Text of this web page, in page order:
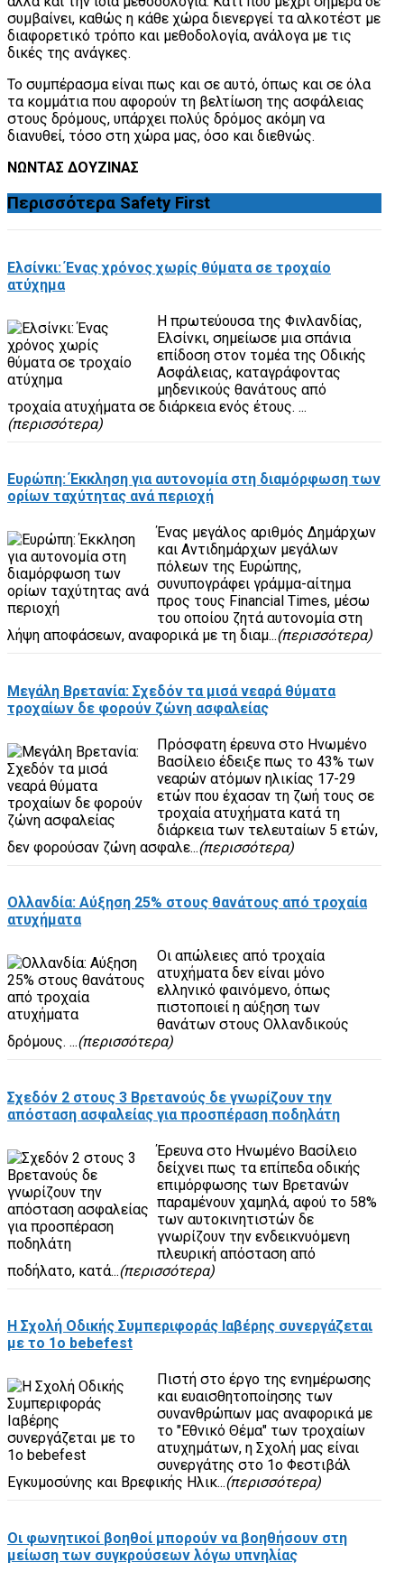
συμβαίνει, καθώς η κάθε χώρα διενεργεί τα αλκοτέστ με
διαφορετικό τρόπο και μεθοδολογία, ανάλογα με τις
δικές της ανάγκες.
To συμπέρασμα είναι πως και σε αυτό, όπως και σε όλα
τα κομμάτια που αφορούν τη βελτίωση της ασφάλειας
στους δρόμους, υπάρχει πολύς δρόμος ακόμη να
διανυθεί, τόσο στη χώρα μας, όσο και διεθνώς.
ΝΩΝΤΑΣ ΔΟΥΖΙΝΑΣ
Περισσότερα Safety First
Ελσίνκι: Ένας χρόνος χωρίς θύματα σε τροχαίο
ατύχημα
Η πρωτεύουσα της Φινλανδίας,
Ελσίνκι, σημείωσε μια σπάνια
επίδοση στον τομέα της Οδικής
Ασφάλειας, καταγράφοντας
μηδενικούς θανάτους από
τροχαία ατυχήματα σε διάρκεια ενός έτους. ...
(περισσότερα)
Ευρώπη: Έκκληση για αυτονομία στη διαμόρφωση των
ορίων ταχύτητας ανά περιοχή
Ένας μεγάλος αριθμός Δημάρχων
και Αντιδημάρχων μεγάλων
πόλεων της Ευρώπης,
συνυπογράφει γράμμα-αίτημα
προς τους Financial Times, μέσω
του οποίου ζητά αυτονομία στη
λήψη αποφάσεων, αναφορικά με τη διαμ...(περισσότερα)
Μεγάλη Βρετανία: Σχεδόν τα μισά νεαρά θύματα
τροχαίων δε φορούν ζώνη ασφαλείας
Πρόσφατη έρευνα στο Ηνωμένο
Βασίλειο έδειξε πως το 43% των
νεαρών ατόμων ηλικίας 17-29
ετών που έχασαν τη ζωή τους σε
τροχαία ατυχήματα κατά τη
διάρκεια των τελευταίων 5 ετών,
δεν φορούσαν ζώνη ασφαλε...(περισσότερα)
Ολλανδία: Αύξηση 25% στους θανάτους από τροχαία
ατυχήματα
Οι απώλειες από τροχαία
ατυχήματα δεν είναι μόνο
ελληνικό φαινόμενο, όπως
πιστοποιεί η αύξηση των
θανάτων στους Ολλανδικούς
δρόμους. ...(περισσότερα)
Σχεδόν 2 στους 3 Βρετανούς δε γνωρίζουν την
απόσταση ασφαλείας για προσπέραση ποδηλάτη
Έρευνα στο Ηνωμένο Βασίλειο
δείχνει πως τα επίπεδα οδικής
επιμόρφωσης των Βρετανών
παραμένουν χαμηλά, αφού το 58%
των αυτοκινητιστών δε
γνωρίζουν την ενδεικνυόμενη
πλευρική απόσταση από
ποδήλατο, κατά...(περισσότερα)
Η Σχολή Οδικής Συμπεριφοράς Ιαβέρης συνεργάζεται
με το 1o bebefest
Πιστή στο έργο της ενημέρωσης
και ευαισθητοποίησης των
συνανθρώπων μας αναφορικά με
το "Εθνικό Θέμα" των τροχαίων
ατυχημάτων, η Σχολή μας είναι
συνεργάτης στο 1ο Φεστιβάλ
Εγκυμοσύνης και Βρεφικής Ηλικ...(περισσότερα)
Οι φωνητικοί βοηθοί μπορούν να βοηθήσουν στη
μείωση των συγκρούσεων λόγω υπνηλίας